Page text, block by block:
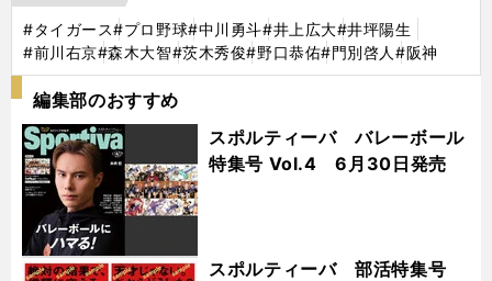
#タイガース#プロ野球#中川勇斗#井上広大#井坪陽生
#前川右京#森木大智#茨木秀俊#野口恭佑#門別啓人#阪神
編集部のおすすめ
スポルティーバ バレーボール
特集号 Vol.4 6月30日発売
スポルティーバ 部活特集号